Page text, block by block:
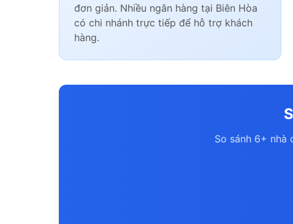
đơn giản. Nhiều ngân hàng tại Biên Hòa
có chi nhánh trực tiếp để hỗ trợ khách
hàng.
So sánh 6+ nhà